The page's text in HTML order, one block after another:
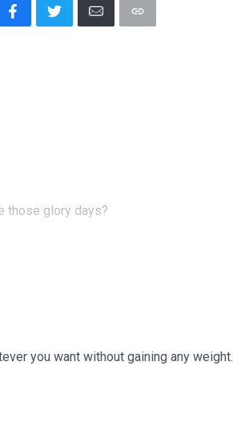
those glory days?
you want without gaining any weight.